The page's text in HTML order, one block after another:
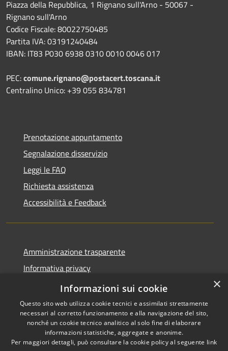
Piazza della Repubblica, 1 Rignano sull'Arno - 50067 -
Rignano sull'Arno
Codice Fiscale: 80022750485
Partita IVA: 03191240484
IBAN: IT83 P030 6938 0310 0010 0046 017
PEC:comune.rignano@postacert.toscana.it
Centralino Unico: +39 055 834781
Prenotazione appuntamento
Segnalazione disservizio
Leggi le FAQ
Richiesta assistenza
Accessibilità e Feedback
Amministrazione trasparente
Informativa privacy
Accessibilità
IBAN, CCP, fatturazione
elettronica e altri codici
×
Informazioni sui cookie
Questo sito web utilizza cookie tecnici e assimilati strettamente
necessari al corretto funzionamento e alla navigazione del sito,
nonché un cookie tecnico analitico al solo fine di elaborare
informazioni statistiche, aggregate e anonime.
Per maggiori dettagli, può consultare la cookie policy al seguente link